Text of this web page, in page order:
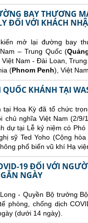
BAY THƯƠNG
ĐỐI VỚI KHÁCH
mở lại đường bay
– Trung Quốc (
Việt Nam - Đài Loan,
(Phnom Penh), Việt
KHÁNH TẠI
Hoa Kỳ đã tổ chức
chủ nghĩa Việt Nam (2/
dự tại Lễ kỷ niệm có
sỹ Ted Yoho (Cộng
phổ biến vũ khí Hạ
19 ĐỐI VỚI
NGÀY
- Quyền Bộ trưởng
phòng, chống dịch
(dưới 14 ngày).